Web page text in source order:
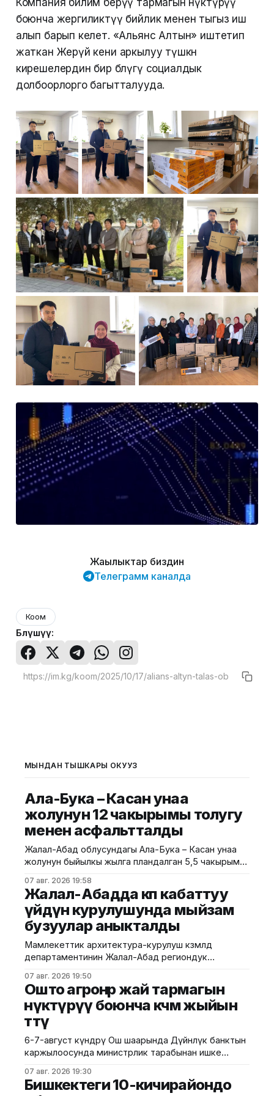
Компания билим берүү тармагын өнүктүрүү
боюнча жергиликтүү бийлик менен тыгыз иш
алып барып келет. «Альянс Алтын» иштетип
жаткан Жерүй кени аркылуу түшкөн
кирешелердин бир бөлүгү социалдык
долбоорлорго багытталууда.
Жаңылыктар биздин
Телеграмм каналда
Коом
Бөлүшүү:
МЫНДАН ТЫШКАРЫ ОКУҢУЗ
Ала-Бука – Касан унаа
жолунун 12 чакырымы толугу
менен асфальтталды
Жалал-Абад облусундагы Ала-Бука – Касан унаа
жолунун быйылкы жылга пландалган 5,5 чакырым
аяктады. Транспорт жана коммуникациялар
министрлигинин маалыматына ылайык, жол куруу
иштери №17 Жол эксплуатациялоо мекемеси
тарабынан белгиленген графикке ылайык,
курулуштун сапат талаптарын сактоо менен
жүргүзүлдү. Аталган жолдун жалпы 12 чакырымына
07 авг. 2026 19:58
Жалал-Абадда көп кабаттуу
үйдүн курулушунда мыйзам
бузуулар аныкталды
Мамлекеттик архитектура-курулуш көзөмөлдөө
департаментинин Жалал-Абад региондук
текшерүү жүргүздү. Бул тууралуу Курулуш
министрлигинин басма сөз кызматы билдирди.
Маалыматка ылайык, текшерүү Байзаков көчөсү, 46
дарегинде курулуп жаткан объектте өткөрүлүп,
техникалык талаптардын бузулганы аныкталды.
Белгиленгендей, курулуш иштери бекитилген
долбоордук документациядан четтөө менен
жүргүзүлгөн. Ошондой эле
07 авг. 2026 19:50
Ошто агроөнөр жай тармагын
өнүктүрүү боюнча көчмө жыйын
өттү
6-7-август күндөрү Ош шаарында Дүйнөлүк банктын
каржылоосунда министрлик тарабынан ишке
шаарынын аймактык экономикалык өнүгүүсү"
долбоорунун алкагында Өндүрүмдүү өнөктөштүк
07 авг. 2026 19:30
Бишкектеги 10-кичирайондо